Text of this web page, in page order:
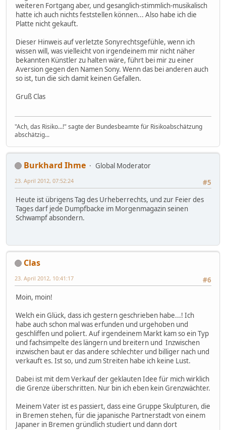
weiteren Fortgang aber, und gesanglich-stimmlich-musikalisch
hatte ich auch nichts feststellen können... Also habe ich die
Platte nicht gekauft.
Dieser Hinweis auf verletzte Sonyrechtsgefühle, wenn ich
wissen will, was vielleicht von irgendeinem mir nicht näher
bekannten Künstler zu halten wäre, führt bei mir zu einer
Aversion gegen den Namen Sony. Wenn das bei anderen auch
so ist, tun die sich damit keinen Gefallen.
Gruß Clas
"Ach, das Risiko...!" sagte der Bundesbeamte für Risikoabschätzung
abschätzig...
Burkhard Ihme
Global Moderator
#5
23. April 2012, 07:52:24
Heute ist übrigens Tag des Urheberrechts, und zur Feier des
Tages darf jede Dumpfbacke im Morgenmagazin seinen
Schwampf absondern.
Clas
#6
23. April 2012, 10:41:17
Moin, moin!
Welch ein Glück, dass ich gestern geschrieben habe...! Ich
habe auch schon mal was erfunden und urgehoben und
geschliffen und poliert. Auf irgendeinem Markt kam so ein Typ
und fachsimpelte des längern und breitern und Inzwischen
inzwischen baut er das andere schlechter und billiger nach und
verkauft es. Ist so, und zum Streiten habe ich keine Lust.
Dabei ist mit dem Verkauf der geklauten Idee für mich wirklich
die Grenze überschritten. Nur bin ich eben kein Grenzwächter.
Meinem Vater ist es passiert, dass eine Gruppe Skulpturen, die
in Bremen stehen, für die japanische Partnerstadt von einem
Japaner in Bremen gründlich studiert und dann dort